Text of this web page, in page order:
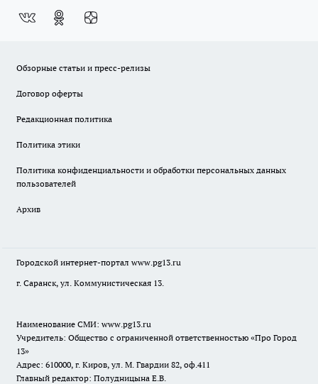
Обзорные статьи и пресс-релизы
Договор оферты
Редакционная политика
Политика этики
Политика конфиденциальности и обработки персональных данных
пользователей
Архив
Городской интернет-портал www.pg13.ru
г. Саранск, ул. Коммунистическая 13.
Наименование СМИ: www.pg13.ru
Учредитель: Общество с ограниченной ответственностью «Про Город
13»
Адрес: 610000, г. Киров, ул. М. Гвардии 82, оф.411
Главный редактор: Полудницына Е.В.